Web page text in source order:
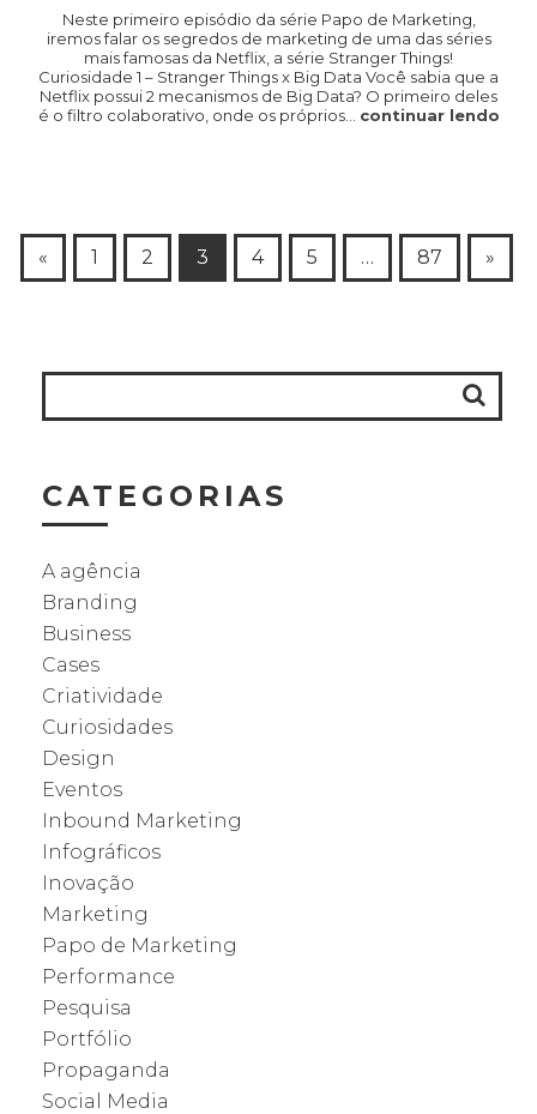
Neste primeiro episódio da série Papo de Marketing,
iremos falar os segredos de marketing de uma das séries
mais famosas da Netflix, a série Stranger Things!
Curiosidade 1 – Stranger Things x Big Data Você sabia que a
Netflix possui 2 mecanismos de Big Data? O primeiro deles
é o filtro colaborativo, onde os próprios… continuar lendo
« 1 2 3 4 5 … 87 »
CATEGORIAS
A agência
Branding
Business
Cases
Criatividade
Curiosidades
Design
Eventos
Inbound Marketing
Infográficos
Inovação
Marketing
Papo de Marketing
Performance
Pesquisa
Portfólio
Propaganda
Social Media